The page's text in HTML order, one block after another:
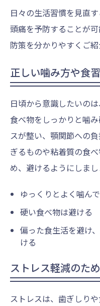
日々の生活習慣を見直
頭痛を予防することが
防策を分かりやすくご紹
正しい噛み方や食
日頃から意識したいの
食べ物をしっかりと噛
スが整い、顎関節への
ぎるものや粘着質の食
め、避けるようにしまし
ゆっくりとよく噛ん
硬い食べ物は避ける
偏った食生活を避け
ける
ストレス軽減のた
ストレスは、歯ぎしり